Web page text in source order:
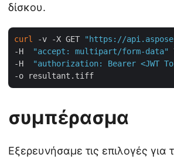
δίσκου.
curl -v -X GET
"https://
-H
"accept: multipart/form-data"
-H
"authorization: Bearer <JWT
συμπέρασμα
Εξερευνήσαμε τις επιλογές για